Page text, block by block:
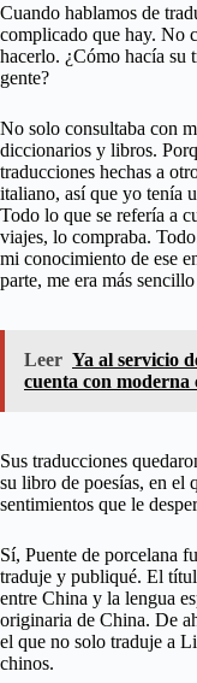
Cuando hablamos de
complicado que hay. No
hacerlo. ¿Cómo hacía su
gente?
No solo consultaba con
diccionarios y libros.
traducciones hechas a
italiano, así que yo tenía
Todo lo que se refería a
viajes, lo compraba.
mi conocimiento de ese
parte, me era más
Leer Ya al servicio
cuenta con moderna
Sus traducciones
su libro de poesías, en el
sentimientos que le
Sí, Puente de porcelana
traduje y publiqué. El
entre China y la lengua
originaria de China. De
el que no solo traduje a
chinos.